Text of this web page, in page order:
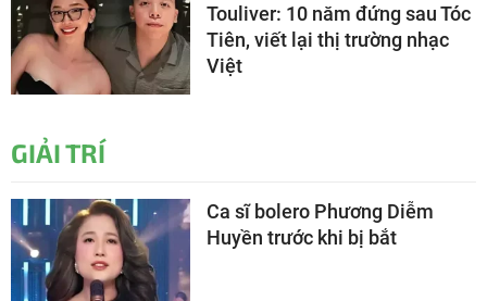
Touliver: 10 năm đứng sau Tóc
Tiên, viết lại thị trường nhạc
Việt
GIẢI TRÍ
Ca sĩ bolero Phương Diễm
Huyền trước khi bị bắt